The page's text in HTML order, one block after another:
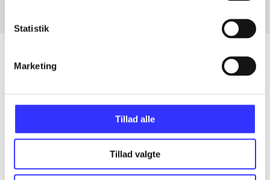
Statistik
Marketing
Tillad alle
Tillad valgte
Alle registrerede artikler fordelt på udgivelser
...